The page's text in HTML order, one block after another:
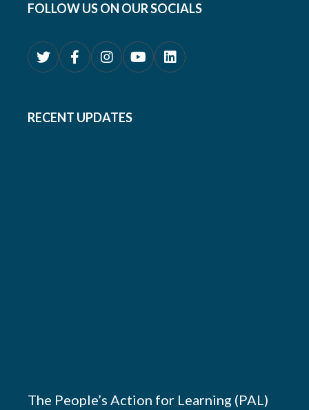
FOLLOW US ON OUR SOCIALS
RECENT UPDATES
The People’s Action for Learning (PAL)